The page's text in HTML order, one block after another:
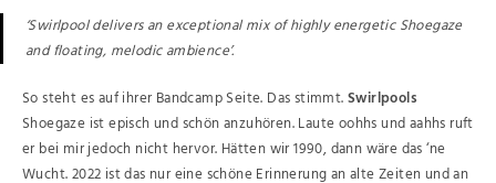
‘Swirlpool delivers an exceptional mix of highly energetic Shoegaze
and floating, melodic ambience’.
So steht es auf ihrer Bandcamp Seite. Das stimmt.Swirlpools
Shoegaze ist episch und schön anzuhören. Laute oohhs und aahhs ruft
er bei mir jedoch nicht hervor. Hätten wir 1990, dann wäre das ‘ne
Wucht. 2022 ist das nur eine schöne Erinnerung an alte Zeiten und an